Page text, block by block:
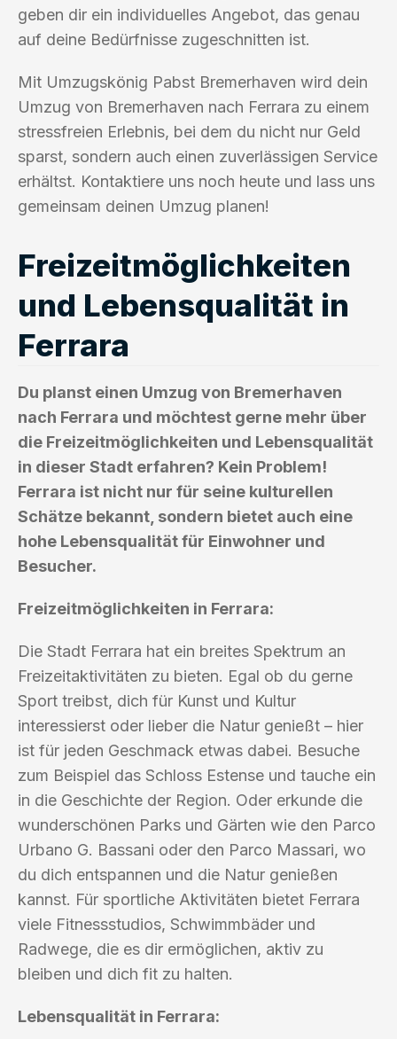
geben dir ein individuelles Angebot, das genau
auf deine Bedürfnisse zugeschnitten ist.
Mit Umzugskönig Pabst Bremerhaven wird dein
Umzug von Bremerhaven nach Ferrara zu einem
stressfreien Erlebnis, bei dem du nicht nur Geld
sparst, sondern auch einen zuverlässigen Service
erhältst. Kontaktiere uns noch heute und lass uns
gemeinsam deinen Umzug planen!
Freizeitmöglichkeiten
und Lebensqualität in
Ferrara
Du planst einen Umzug von Bremerhaven
nach Ferrara und möchtest gerne mehr über
die Freizeitmöglichkeiten und Lebensqualität
in dieser Stadt erfahren? Kein Problem!
Ferrara ist nicht nur für seine kulturellen
Schätze bekannt, sondern bietet auch eine
hohe Lebensqualität für Einwohner und
Besucher.
Freizeitmöglichkeiten in Ferrara:
Die Stadt Ferrara hat ein breites Spektrum an
Freizeitaktivitäten zu bieten. Egal ob du gerne
Sport treibst, dich für Kunst und Kultur
interessierst oder lieber die Natur genießt – hier
ist für jeden Geschmack etwas dabei. Besuche
zum Beispiel das Schloss Estense und tauche ein
in die Geschichte der Region. Oder erkunde die
wunderschönen Parks und Gärten wie den Parco
Urbano G. Bassani oder den Parco Massari, wo
du dich entspannen und die Natur genießen
kannst. Für sportliche Aktivitäten bietet Ferrara
viele Fitnessstudios, Schwimmbäder und
Radwege, die es dir ermöglichen, aktiv zu
bleiben und dich fit zu halten.
Lebensqualität in Ferrara: